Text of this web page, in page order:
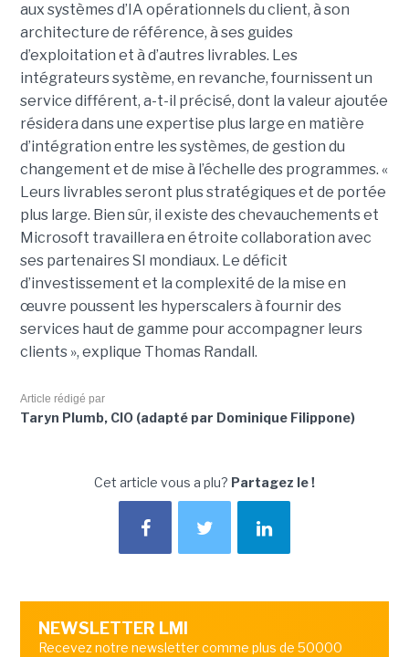
aux systèmes d’IA opérationnels du client, à son
architecture de référence, à ses guides
d’exploitation et à d’autres livrables. Les
intégrateurs système, en revanche, fournissent un
service différent, a-t-il précisé, dont la valeur ajoutée
résidera dans une expertise plus large en matière
d’intégration entre les systèmes, de gestion du
changement et de mise à l’échelle des programmes. «
Leurs livrables seront plus stratégiques et de portée
plus large. Bien sûr, il existe des chevauchements et
Microsoft travaillera en étroite collaboration avec
ses partenaires SI mondiaux. Le déficit
d’investissement et la complexité de la mise en
œuvre poussent les hyperscalers à fournir des
services haut de gamme pour accompagner leurs
clients », explique Thomas Randall.
Article rédigé par
Taryn Plumb, CIO (adapté par Dominique Filippone)
Cet article vous a plu? Partagez le !
NEWSLETTER LMI
Recevez notre newsletter comme plus de 50000